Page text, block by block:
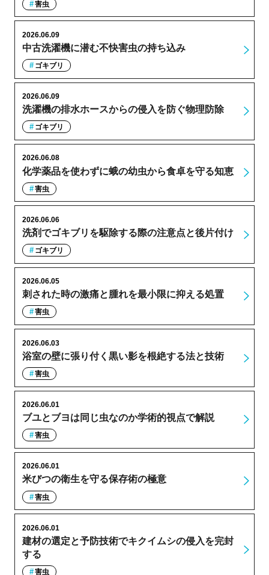
害虫
中古洗濯機に潜む不快害虫の持ち込み
2026.06.09
ゴキブリ
洗濯機の排水ホースからの侵入を防ぐ物理防除
2026.06.09
ゴキブリ
化学薬品を使わずに蛾の幼虫から食卓を守る知恵
2026.06.08
害虫
洗剤でゴキブリを駆除する際の注意点と後片付け
2026.06.06
ゴキブリ
刺された時の激痛と腫れを最小限に抑える処置
2026.06.05
害虫
浴室の壁に張り付く黒い影を根絶する法と技術
2026.06.03
害虫
ブユとブヨは同じ虫なのか学術的視点で解説
2026.06.01
害虫
米びつの衛生を守る保存術の極意
2026.06.01
害虫
建材の選定と予防技術でキクイムシの侵入を完封
する
2026.06.01
害虫